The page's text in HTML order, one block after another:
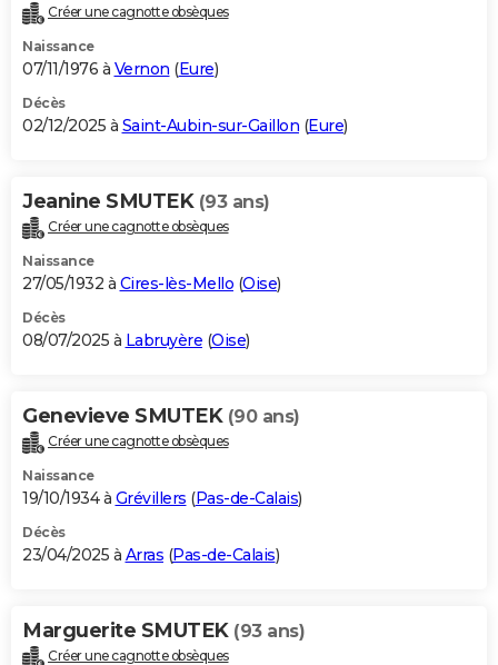
Destinations
City break
Voyage nature
Voyage de noces
Forum
Climat
+PHOTO
GUIDES D'ACHAT
BONS PLANS
Carte de Noël
Carte Bonne année
Carte Saint-Valentin
Carte Pâques
Carte d'anniversaire
DICTIONNAIRE
Dictionnaire
Biographies
Citations
Expressions
Proverbes
PROGRAMME TV
S'inscrire
Se connecter
Lycées
Collèges
Primaires
Universités
Entreprises
Service militaire
Avis de recherche
AVIS DE DÉCÈS
Bricolage
Lifestyle
Culture
Sport
Auto
Television
Voyage
Cinema
Créer une cagnotte obsèques
Naissance
07/11/1976 à Vernon (Eure)
Décès
02/12/2025 à Saint-Aubin-sur-Gaillon (Eure)
Jeanine SMUTEK (93 ans)
Créer une cagnotte obsèques
Naissance
27/05/1932 à Cires-lès-Mello (Oise)
Décès
08/07/2025 à Labruyère (Oise)
Genevieve SMUTEK (90 ans)
Créer une cagnotte obsèques
Naissance
19/10/1934 à Grévillers (Pas-de-Calais)
Décès
23/04/2025 à Arras (Pas-de-Calais)
Marguerite SMUTEK (93 ans)
Créer une cagnotte obsèques